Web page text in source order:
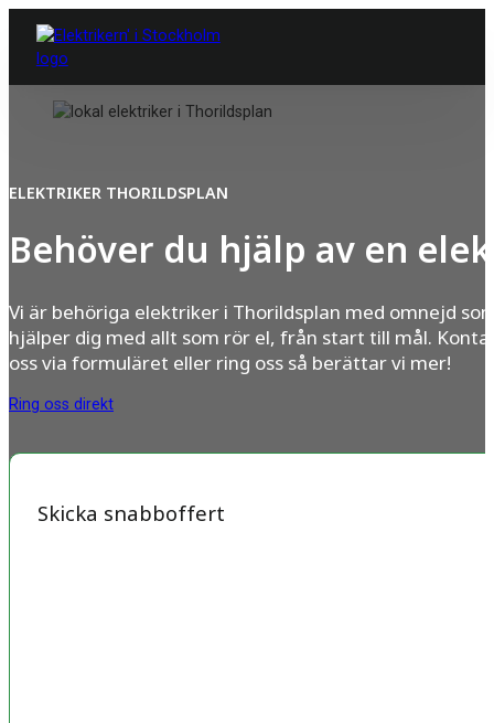
ELEKTRIKER THORILDSPLAN
Behöver du hjälp av en
Vi är behöriga elektriker i Thorildsplan med omnejd
hjälper dig med allt som rör el, från start till mål.
oss via formuläret eller ring oss så berättar vi mer!
Ring oss direkt
Skicka snabboffert